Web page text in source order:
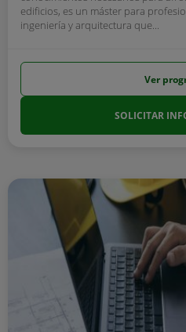
edificios, es un máster para
ingeniería y arquitectura que...
Ver
SOLICITAR